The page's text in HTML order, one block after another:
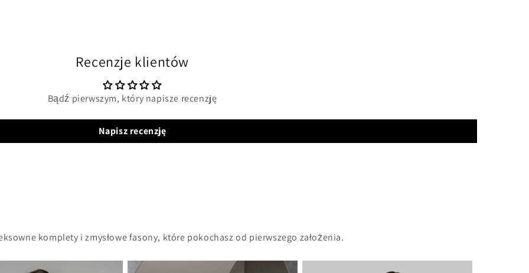
Recenzje klientów
Bądź pierwszym, który napisze recenzję
Napisz recenzję
komplety i zmysłowe fasony, które pokochasz od pierwszego założenia.